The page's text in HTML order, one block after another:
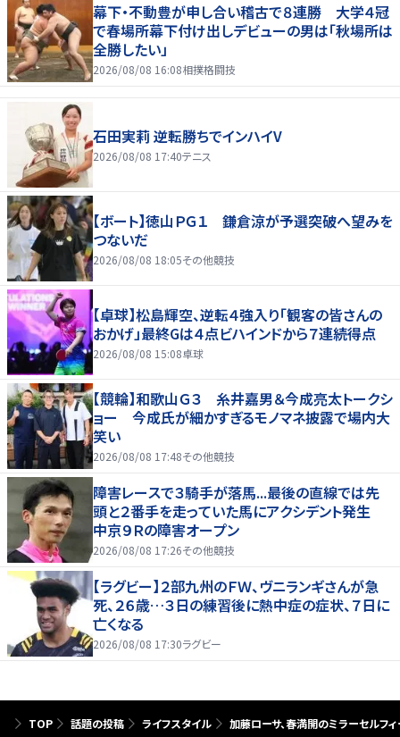
幕下・不動豊が申し合い稽古で８連勝 大学４冠
で春場所幕下付け出しデビューの男は「秋場所は
全勝したい」
2026/08/08 16:08相撲格闘技
石田実莉 逆転勝ちでインハイV
2026/08/08 17:40テニス
【ボート】徳山ＰＧ１ 鎌倉涼が予選突破へ望みを
つないだ
2026/08/08 18:05その他競技
【卓球】松島輝空、逆転４強入り「観客の皆さんの
おかげ」最終Gは４点ビハインドから７連続得点
2026/08/08 15:08卓球
【競輪】和歌山Ｇ３ 糸井嘉男＆今成亮太トークシ
ョー 今成氏が細かすぎるモノマネ披露で場内大
笑い
2026/08/08 17:48その他競技
障害レースで３騎手が落馬...最後の直線では先
頭と２番手を走っていた馬にアクシデント発生
中京９Ｒの障害オープン
2026/08/08 17:26その他競技
【ラグビー】２部九州のＦＷ、ヴニランギさんが急
死、２６歳…３日の練習後に熱中症の症状、７日に
亡くなる
2026/08/08 17:30ラグビー
TOP 話題の投稿 ライフスタイル 加藤ローサ、春満開のミラーセルフ